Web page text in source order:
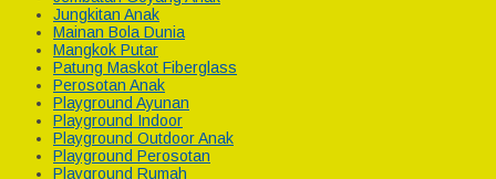
Jungkitan Anak
Mainan Bola Dunia
Mangkok Putar
Patung Maskot Fiberglass
Perosotan Anak
Playground Ayunan
Playground Indoor
Playground Outdoor Anak
Playground Perosotan
Playground Rumah